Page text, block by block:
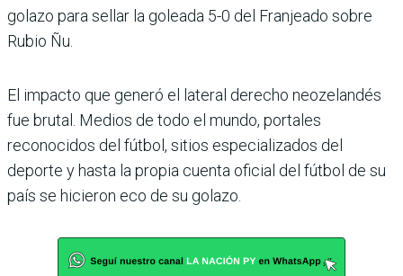
golazo para sellar la goleada 5-0 del Fran­jeado sobre
Rubio Ñu.
El impacto que generó el lateral derecho neozelandés
fue bru­tal. Medios de todo el mundo, portales
reconocidos del fút­bol, sitios especializa­dos del
deporte y hasta la propia cuenta ofi­cial del fútbol de su
país se hicieron eco de su golazo.